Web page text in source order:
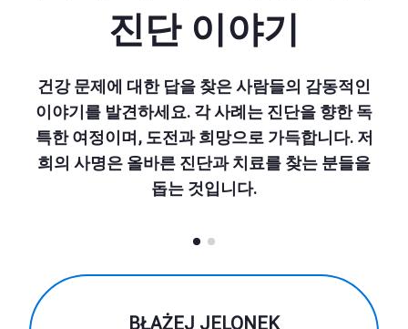
진단 이야기
건강 문제에 대한 답을 찾은 사람들의 감동적인
이야기를 발견하세요. 각 사례는 진단을 향한 독
특한 여정이며, 도전과 희망으로 가득합니다. 저
희의 사명은 올바른 진단과 치료를 찾는 분들을
돕는 것입니다.
BŁAŻEJ JELONEK